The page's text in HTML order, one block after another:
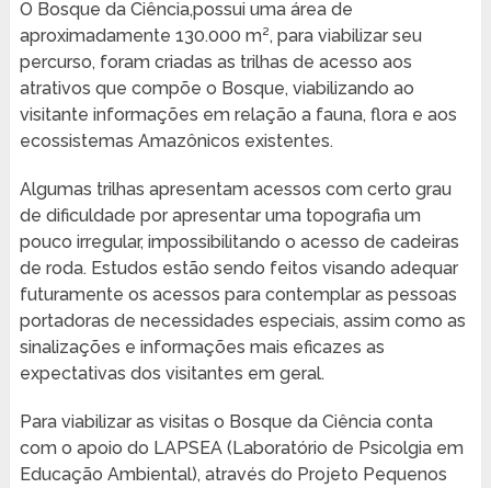
O Bosque da Ciência,possui uma área de
aproximadamente 130.000 m², para viabilizar seu
percurso, foram criadas as trilhas de acesso aos
atrativos que compõe o Bosque, viabilizando ao
visitante informações em relação a fauna, flora e aos
ecossistemas Amazônicos existentes.
Algumas trilhas apresentam acessos com certo grau
de dificuldade por apresentar uma topografia um
pouco irregular, impossibilitando o acesso de cadeiras
de roda. Estudos estão sendo feitos visando adequar
futuramente os acessos para contemplar as pessoas
portadoras de necessidades especiais, assim como as
sinalizações e informações mais eficazes as
expectativas dos visitantes em geral.
Para viabilizar as visitas o Bosque da Ciência conta
com o apoio do LAPSEA (Laboratório de Psicolgia em
Educação Ambiental), através do Projeto Pequenos